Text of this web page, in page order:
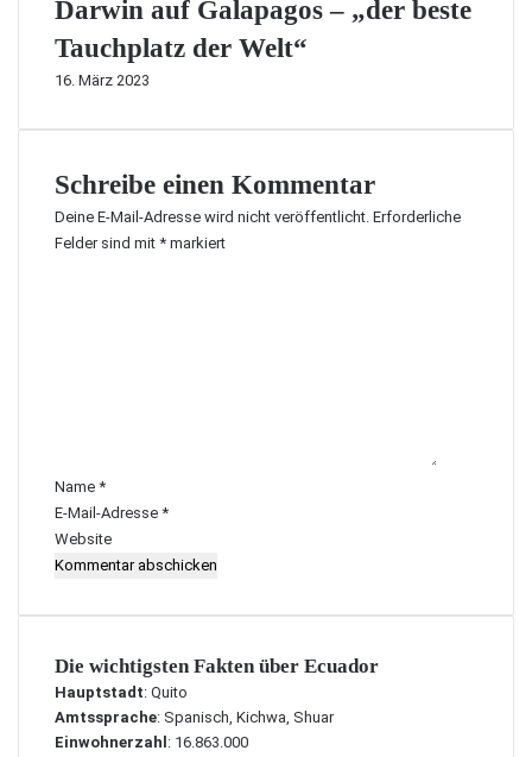
Darwin auf Galapagos – „der beste
Tauchplatz der Welt“
16. März 2023
Schreibe einen Kommentar
Deine E-Mail-Adresse wird nicht veröffentlicht. Erforderliche
Felder sind mit * markiert
r
*
Name *
E-Mail-Adresse *
Website
Die wichtigsten Fakten über Ecuador
Hauptstadt: Quito
Amtssprache: Spanisch, Kichwa, Shuar
Einwohnerzahl : 16.863.000